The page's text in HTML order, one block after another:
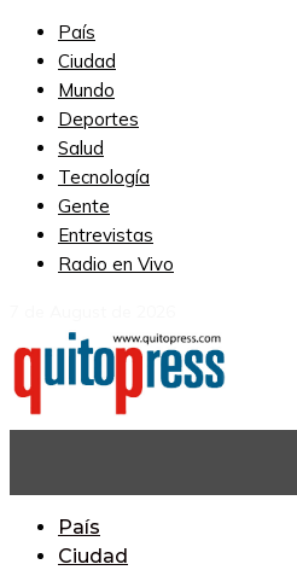
País
Ciudad
Mundo
Deportes
Salud
Tecnología
Gente
Entrevistas
Radio en Vivo
País
Ciudad